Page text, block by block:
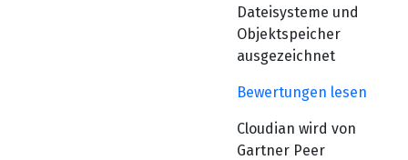
Dateisysteme und
Objektspeicher
ausgezeichnet
Bewertungen lesen
Cloudian wird von
Gartner Peer